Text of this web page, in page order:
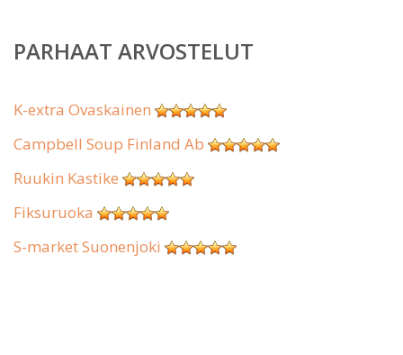
PARHAAT ARVOSTELUT
K-extra Ovaskainen
Campbell Soup Finland Ab
Ruukin Kastike
Fiksuruoka
S-market Suonenjoki